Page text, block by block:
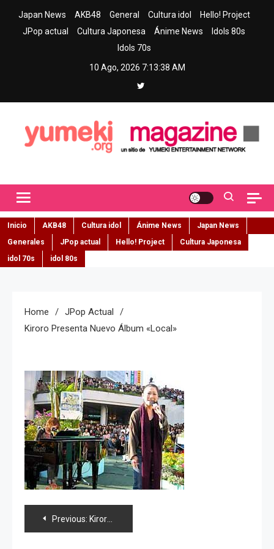
Japan News AKB48 General Cultura idol
Hello! Project
JPop actual
Cultura Japonesa Ánime News
Idols 80s
Idols 70s
10 Ago, 2026 7:13:39 AM
Inicio AKB48 Cultura idol Ánime News
Japan News
Generales
JPop actual Hello! Project
Cultura Japonesa
idol 70s
idol 80s
Home
JPop Actual
Kiroro Presenta Nuevo Álbum «local»
Navegación
Previous: Kiroro presenta nuevo álbum «local»